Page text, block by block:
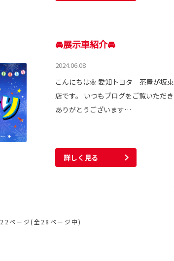
🚘展示車紹介🚘
2024.06.08
こんにちは🌼 愛知トヨタ 茶屋が坂東
店です。 いつもブログをご覧いただき
ありがとうございます…
詳しく見る
22ページ(全28ページ中)